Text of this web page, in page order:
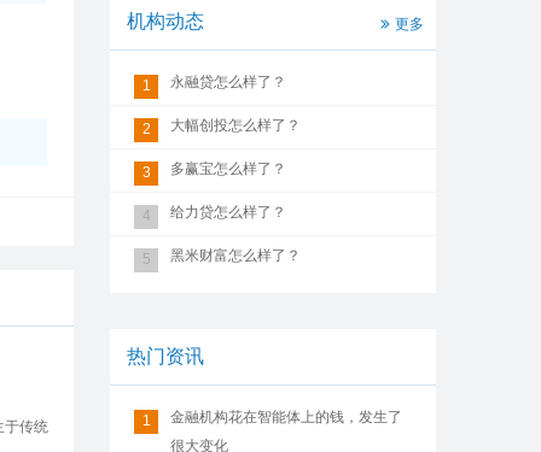
于传统
机构动态 更多
1 永融贷怎么样了？
2 大幅创投怎么样了？
3 多赢宝怎么样了？
4 给力贷怎么样了？
5 黑米财富怎么样了？
热门资讯
1
金融机构花在智能体上的钱，发生了
很大变化